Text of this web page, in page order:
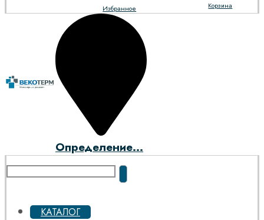
Корзина
Избранное
Определение...
КАТАЛОГ